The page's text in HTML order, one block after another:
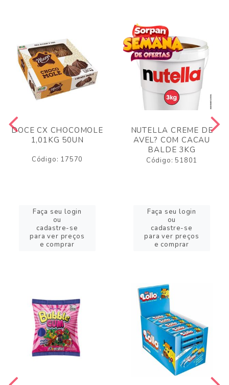
DOCE CX CHOCOMOLE
1,01KG 50UN
Código: 17570
Faça seu login
ou
cadastre-se
para ver preços
e comprar
NUTELLA CREME DE
AVEL? COM CACAU
BALDE 3KG
Código: 51801
Faça seu login
ou
cadastre-se
para ver preços
e comprar